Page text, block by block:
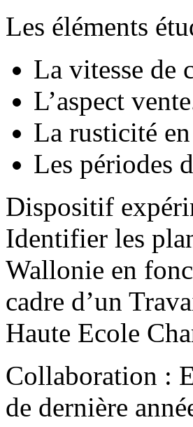
Les éléments
La vitesse de
L’aspect
La rusticité
Les périodes
Dispositif
Identifier les
Wallonie en
cadre d’un
Haute Ecole
Collaboration :
de dernière